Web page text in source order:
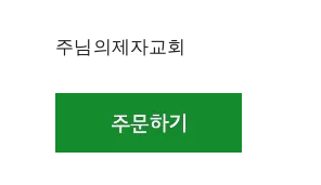
주님의제자교회